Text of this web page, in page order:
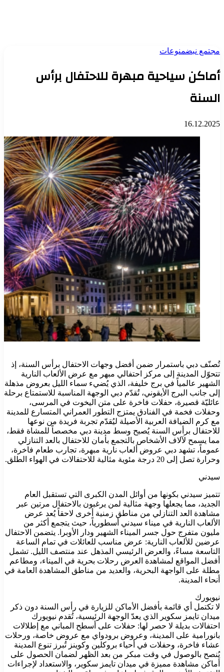
مجتمع نبضمنوعات
أماكن سياحية مبهرة للاحتفال برأس
السنة
16.12.2025
تُصنّف دبي باستمرار ضمن أفضل وجهات الاحتفال برأس السنة، إذ
تتحوّل المدينة إلى مركز احتفالي مبهر مع عرض الألعاب النارية
الشهير عالمياً في برج خليفة، الذي يُضيء سماء الليل بعروض مذهلة
إلى جانب البرج الأيقوني، تُقدّم دبي الوجهة المناسبة للاستمتاع برحلة
عائليّة قصيرة، حفلات فاخرة على متن اليخوت في المرسى،
وحفلات فخمة في الفنادق يمتزج التطور العمراني المتسارع للمدينة
مع كرم الضيافة العربية الأصيلة ليُقدّم تجربة فريدة من نوعها
للاحتفال برأس السنة يُصبح وسط مدينة دبي مخصصاً للمشاة فقط،
مما يسمح لآلاف الأشخاص بالتجمع بأمان للاحتفال بالعد التنازلي
عموماً، تشهد دبي عروض ألعاب نارية مبهرة، تجارب طعام فاخرة،
وحرارة تصل إلى 20 درجة مئوية مثالية للاحتفالات في الهواء الطلق.
سيدني
تتميز سيدني بكونها من أوائل المدن الكبرى التي تستقبل العام
الجديد، مما يجعلها وجهة مثالية لمن يرغبون بالاحتفال مرتين عبر
مشاهدة العد التنازلي من مناطق زمنية أخرى لاحقاً يُعد عرض
الألعاب النارية في ميناء سيدني أسطورياً، حيث يتجمع أكثر من
مليون متفرج حول جسر الميناء الشهير ودار الأوبرا. يتضمن الاحتفال
عرضين للألعاب النارية: عرض مناسب للعائلات في تمام الساعة
التاسعة مساءً، والعرض الرئيسي المذهل عند منتصف الليل. تشمل
أفضل المواقع لمشاهدة العرض رحلات بحرية في الميناء، ومطاعم
مطلة على الواجهة البحرية، والعديد من مناطق المشاهدة العامة في
أنحاء المدينة.
نيويورك
لا تكتمل أي قائمة بأفضل الأماكن للزيارة في رأس السنة دون ذكر
ميدان تايمز سكوير الذي يعدّ الوجهة الرئيسية، تُقدم نيويورك
احتفالات بديلة لا حصر لها: حفلات على أسطح المباني مع إطلالات
بانورامية على المدينة، وعروض برودواي مع عروض خاصة، ورحلات
عشاء فاخرة، وحفلات في أحياء بروكلين وكوينز تُبرز تنوع المدينة
يُنصح بالوصول في وقت مبكر من بعد الظهر لضمان الحصول على
أماكن مشاهدة مميزة في ميدان تايمز سكوير، والاستعداد لإجراءات